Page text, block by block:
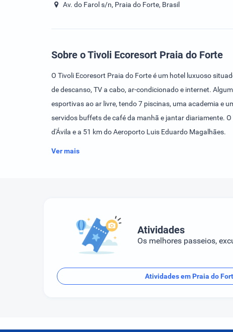
Av. do Farol s/n, Praia do Forte, Brasil
Sobre o Tivoli Ecoresort Praia do Forte
O Tivoli Ecoresort Praia do Forte é um hotel luxuoso
de descanso, TV a cabo, ar-condicionado e internet.
esportivas ao ar livre, tendo 7 piscinas, uma academia e
servidos buffets de café da manhã e jantar diariamente.
d'Ávila e a 51 km do Aeroporto Luis Eduardo Magalhães.
Ver mais
Atividades
Os melhores passeios,
Atividades em Praia do